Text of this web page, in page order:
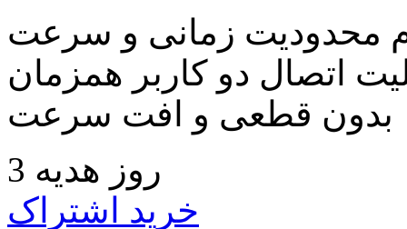
محدودیت زمانی و سرعت
اتصال دو کاربر همزمان
بدون قطعی و افت سرعت
3 روز هدیه
خرید اشتراک